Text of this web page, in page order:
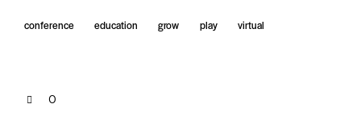
conference education grow play virtual
0